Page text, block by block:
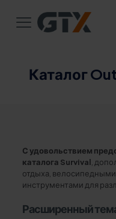
Каталог
С удовольствием
каталога Survival ,
отдыха,
инструментами для
Расширенный